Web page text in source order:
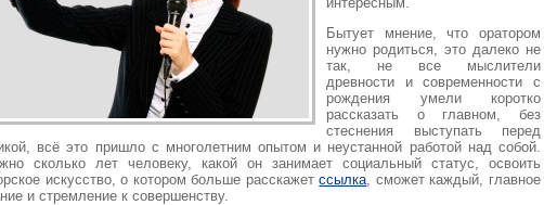
Бытует мнение, что оратором
нужно родиться, это далеко не
так, не все мыслители
древности и современности с
рождения умели коротко
рассказать о главном, без
стеснения выступать перед
всё это пришло с многолетним опытом и неустанной работой над собой.
сколько лет человеку, какой он занимает социальный статус, освоить
искусство, о котором больше расскажетссылка , сможет каждый, главное
и стремление к совершенству.